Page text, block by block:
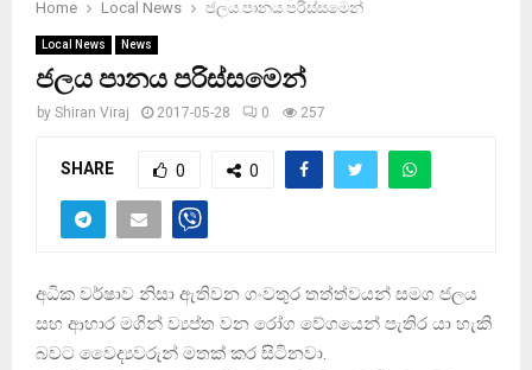
Home Local News ජලය පානය පරිස්සමෙන්
Local News News
ජලය පානය පරිස්සමෙන්
by Shiran Viraj 2017-05-28 0 257
SHARE 0 0
අධික වර්ෂාව නිසා ඇතිවන ගංවතුර තත්ත්වයන් සමග ජලය
සහ ආහාර මගින් ව්‍යප්ත වන රෝග වේගයෙන් පැතිර යා හැකි
බවට වෛද්‍යවරුන් මතක් කර සිටිනවා.